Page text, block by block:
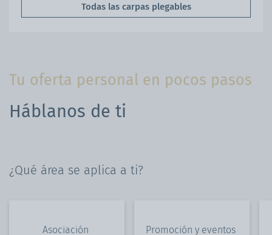
Todas las carpas plegables
Tu oferta personal en pocos pasos
Háblanos de ti
¿Qué área se aplica a ti?
Asociación Promoción y eventos